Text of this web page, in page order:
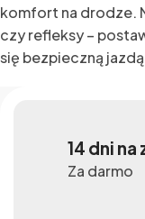
komfort na drodze.
czy refleksy –
się bezpieczną
14 dni
Za darmo